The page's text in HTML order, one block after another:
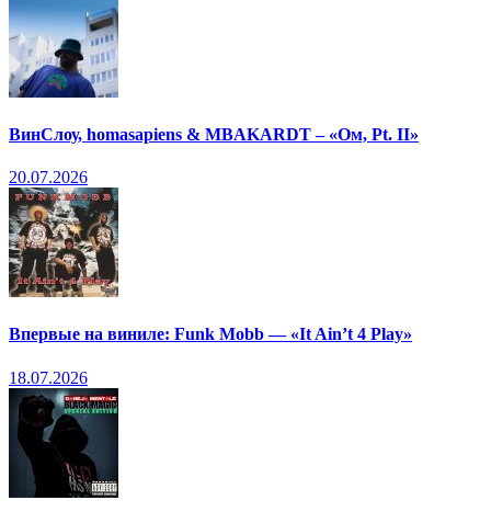
ВинСлоу, homasapiens & MBAKARDT – «Ом, Pt. II»
20.07.2026
Впервые на виниле: Funk Mobb — «It Ain’t 4 Play»
18.07.2026